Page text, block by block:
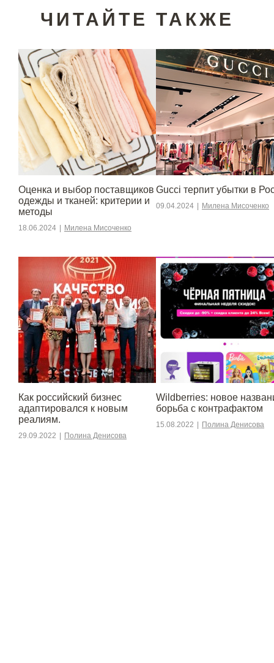
ЧИТАЙТЕ ТАКЖЕ
Оценка и выбор поставщиков
одежды и тканей: критерии и
методы
18.06.2024 Милена Мисоченко
Gucci терпит убытки в
09.04.2024 Милена Мисоченко
​​Как российский бизнес
адаптировался к новым
реалиям.
29.09.2022 Полина Денисова
Wildberries: новое
борьба с контрафактом
15.08.2022 Полина Денисова